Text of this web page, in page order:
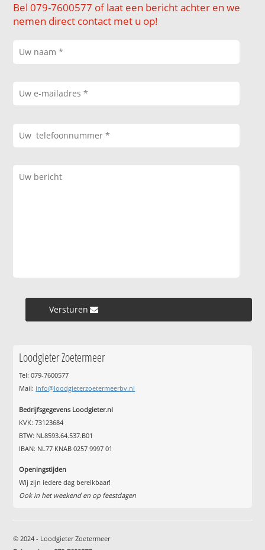
Bel 079-7600577 of laat een bericht achter en we
nemen direct contact met u op!
Versturen »
Loodgieter Zoetermeer
Tel: 079-7600577
Mail: info@loodgieterzoetermeerbv.nl
Bedrijfsgegevens Loodgieter.nl
KVK: 73123684
BTW: NL8593.64.537.B01
IBAN: NL77 KNAB 0257 9997 01
Openingstijden
Wij zijn iedere dag bereikbaar!
Ook in het weekend en op feestdagen
© 2024 - Loodgieter Zoetermeer